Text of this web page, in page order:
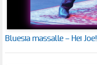
Bluesia massalle – Hei Joe!